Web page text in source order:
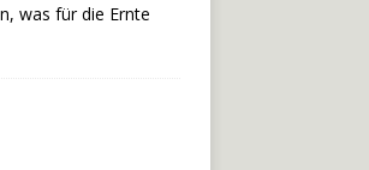
was für die Ernte